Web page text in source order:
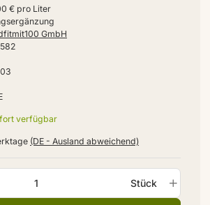
GmbH
€ pro Liter
Stück
verfügbar
(DE - Ausland abweichend)